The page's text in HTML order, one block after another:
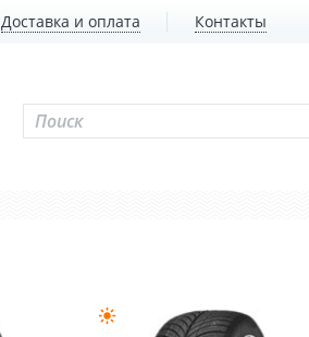
Доставка и оплата Контакты